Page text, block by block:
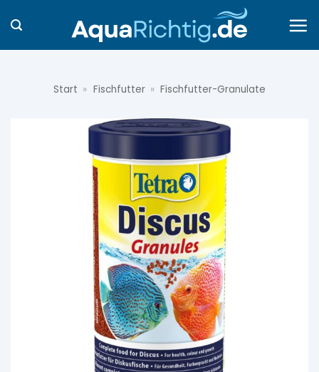
Inhalt
springen
Start » Fischfutter » Fischfutter-Granulate